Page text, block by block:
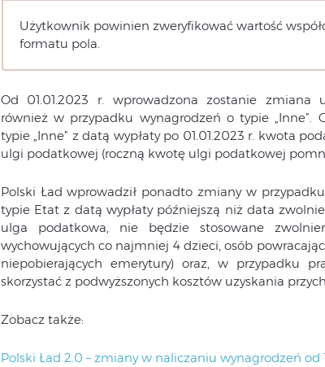
Użytkownik powinien zweryfikować wartość
formatu pola.
Od 01.01.2023 r. wprowadzona zostanie
również w przypadku wynagrodzeń o typie „Inne”.
typie „Inne” z datą wypłaty po 01.01.2023 r. kwota
ulgi podatkowej (roczną kwotę ulgi podatkowej
Polski Ład wprowadził ponadto zmiany w
typie Etat z datą wypłaty późniejszą niż data
ulga podatkowa, nie będzie stosowane
wychowujących co najmniej 4 dzieci, osób
niepobierających emerytury) oraz, w przypadku
skorzystać z podwyższonych kosztów uzyskania
Zobacz także:
Polski Ład 2.0 – zmiany w naliczaniu wynagrodzeń od